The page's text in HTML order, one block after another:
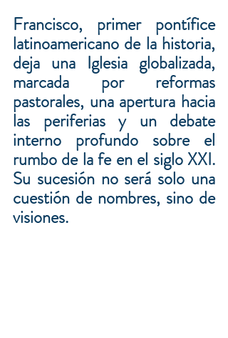
Francisco, primer pontífice
latinoamericano de la historia,
deja una Iglesia globalizada,
marcada por reformas
pastorales, una apertura hacia
las periferias y un debate
interno profundo sobre el
rumbo de la fe en el siglo XXI.
Su sucesión no será solo una
cuestión de nombres, sino de
visiones.